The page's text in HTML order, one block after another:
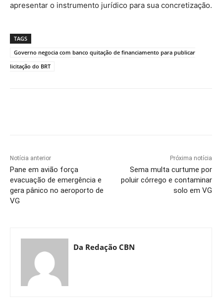
apresentar o instrumento jurídico para sua concretização.
TAGS
Governo negocia com banco quitação de financiamento para publicar
licitação do BRT
Notícia anterior
Pane em avião força
evacuação de emergência e
gera pânico no aeroporto de
VG
Próxima notícia
Sema multa curtume por
poluir córrego e contaminar
solo em VG
Da Redação CBN